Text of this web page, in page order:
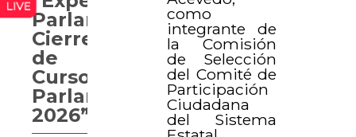
como
integrante de
la Comisión
de Selección
del Comité de
Participación
Ciudadana
del Sistema
Parlamentaria.
Cierre
de
Curso
Parlamentario
2026”